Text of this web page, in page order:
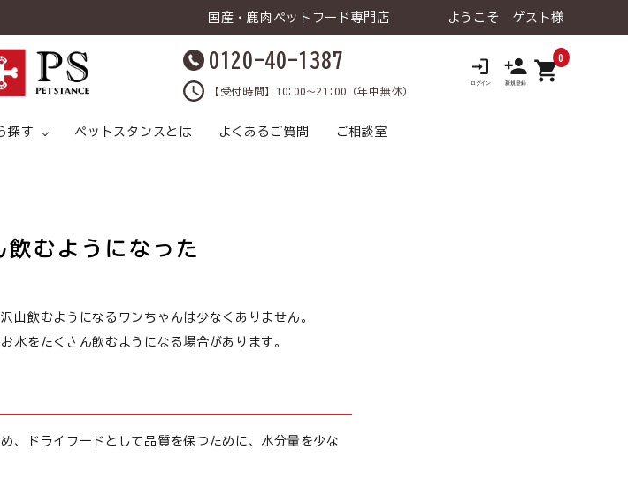
国産・鹿肉ペットフード専門店 ようこそ ゲスト様
0120-40-1387
【受付時間】10:00～21:00（年中無休）
shopping_cart0
ドッグフード ウェットタイプ
犬 スープ 犬 おやつ
イプ
キャットフード ウェットタイ
プ
猫 おやつ
）
探す
腰
膚トラブル 食物アレルギー
臓 糖尿病
ペットスタンスとは よくあるご質問 ご相談室
飲むようになった
山飲むようになるワンちゃんは少なくありません。
水をたくさん飲むようになる場合があります。
、ドライフードとして品質を保つために、水分量を少な